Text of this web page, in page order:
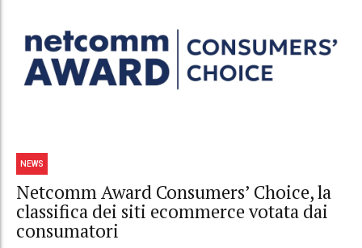
NEWS
Netcomm Award Consumers’ Choice, la
classifica dei siti ecommerce votata dai
consumatori